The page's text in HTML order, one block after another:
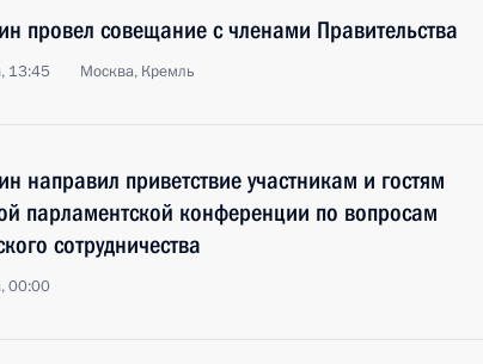
провел совещание с членами Правительства
13:45 Москва, Кремль
направил приветствие участникам и гостям
парламентской конференции по вопросам
сотрудничества
00:00